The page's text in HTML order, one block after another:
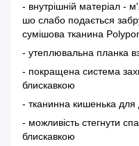
- внутрішній матеріал -
шо слабо подається
сумішова тканина
- утеплювальна планка
- покращена система
блискавкою
- тканинна кишенька для
- можливість стегнути
блискавкою